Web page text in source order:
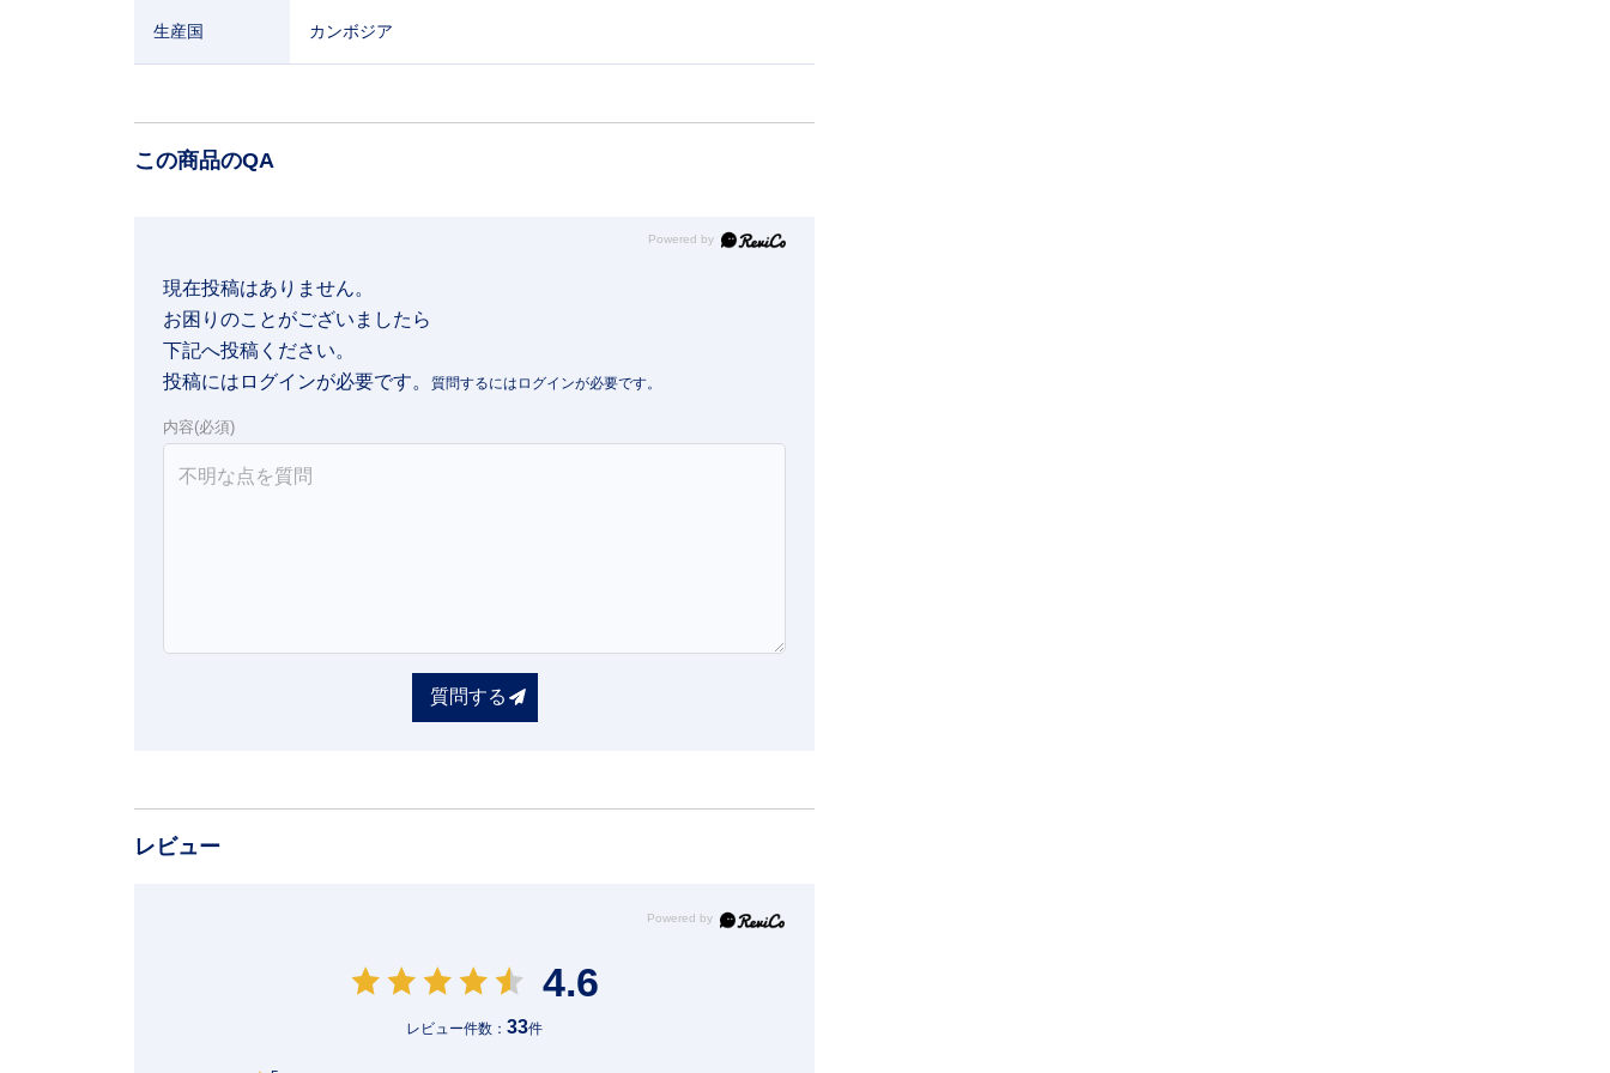
生産国 カンボジア
この商品のQA
Powered by
現在投稿はありません。
お困りのことがございましたら
下記へ投稿ください。
投稿にはログインが必要です。
内容(必須)
質問する
レビュー
4.6
レビュー件数： 33件